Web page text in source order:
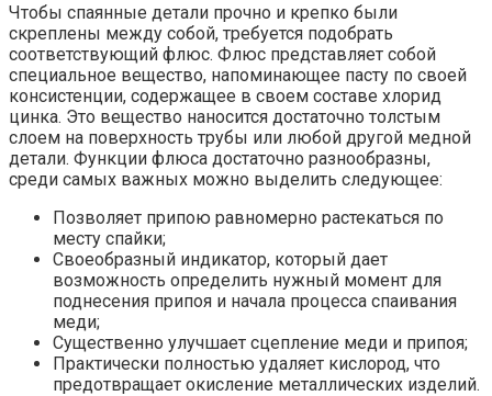
Чтобы спаянные детали прочно и крепко были
скреплены между собой, требуется подобрать
соответствующий флюс. Флюс представляет собой
специальное вещество, напоминающее пасту по своей
консистенции, содержащее в своем составе хлорид
цинка. Это вещество наносится достаточно толстым
слоем на поверхность трубы или любой другой медной
детали. Функции флюса достаточно разнообразны,
среди самых важных можно выделить следующее:
Позволяет припою равномерно растекаться по
месту спайки;
Своеобразный индикатор, который дает
возможность определить нужный момент для
поднесения припоя и начала процесса спаивания
меди;
Существенно улучшает сцепление меди и припоя;
Практически полностью удаляет кислород, что
предотвращает окисление металлических изделий.